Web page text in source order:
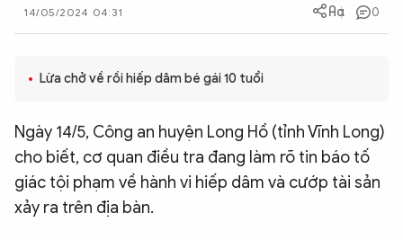
PHÁP LUẬT
CÔNG NGHỆ
QUỐC TẾ
VĂN HÓA - THỂ THAO
14/05/2024 04:31 0
Lừa chở về rồi hiếp dâm bé gái 10 tuổi
Ngày 14/5, Công an huyện Long Hồ (tỉnh Vĩnh Long)
cho biết, cơ quan điều tra đang làm rõ tin báo tố
giác tội phạm về hành vi hiếp dâm và cướp tài sản
xảy ra trên địa bàn.